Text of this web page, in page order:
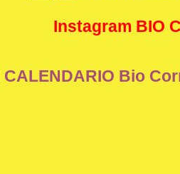
Instagram BIO
CALENDARIO Bio